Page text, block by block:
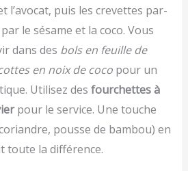
organisée sans occuper
d’espace inutile
multifonctionnels
peuvent être utilisés
pour conserver les
aliments, les mettre au
réfrigérateur pour les
ondes pour les
réchauffer, ou comme
boîte de rangement
pour ranger les
rangement, le presse-
agrume Ultra Compact
compatibles au lave-
vaisselle. GARANTIE
Profitez d’une garantie 2
ans avec SAV en France
pour une utilisation
durable en toute
sérénité.
l’avocat, puis les crevettes par-
le sésame et la coco. Vous
dans des bols en feuille de
en noix de cocopour un
Utilisez des fourchettes à
pour le service. Une touche
pousse de bambou) en
toute la différence.